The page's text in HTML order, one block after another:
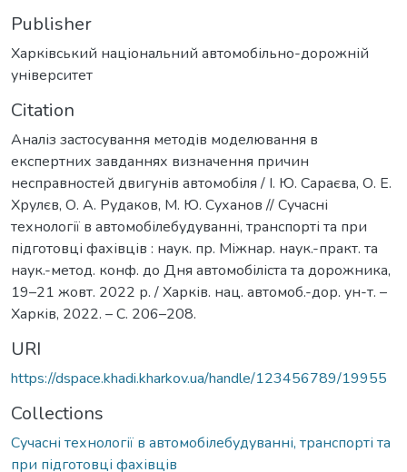
Publisher
Харківський національний автомобільно-дорожній
університет
Citation
Аналіз застосування методів моделювання в
експертних завданнях визначення причин
несправностей двигунів автомобіля / І. Ю. Сараєва, О. Е.
Хрулєв, О. А. Рудаков, М. Ю. Суханов // Сучасні
технології в автомобілебудуванні, транспорті та при
підготовці фахівців : наук. пр. Міжнар. наук.-практ. та
наук.-метод. конф. до Дня автомобіліста та дорожника,
19–21 жовт. 2022 р. / Харків. нац. автомоб.-дор. ун-т. –
Харків, 2022. – С. 206–208.
URI
https://dspace.khadi.kharkov.ua/handle/123456789/19955
Collections
Сучасні технології в автомобілебудуванні, транспорті та
при підготовці фахівців